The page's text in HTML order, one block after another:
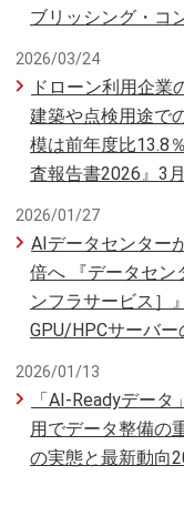
ブリッシング・コ
2026/03/24
ドローン利用企業
建築や点検用途で
模は前年度比13.8
査報告書2026』3
2026/01/27
AIデータセンター
倍へ 『データセン
ンフラサービス
GPU/HPCサーバ
2026/01/13
「AI-Readyデー
用でデータ整備の
の実態と最新動向